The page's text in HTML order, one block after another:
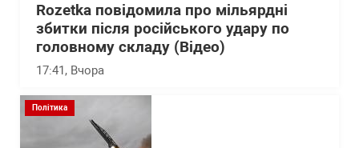
Rozetka повідомила про мільярдні
збитки після російського удару по
головному складу (Відео)
17:41, Вчора
Політика